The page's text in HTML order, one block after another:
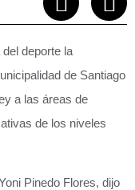
deporte la
de Santiago
a las áreas de
de los niveles
Pinedo Flores, dijo